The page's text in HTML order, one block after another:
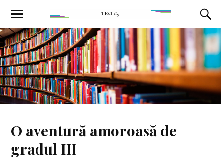
O aventură amoroasă de
gradul III